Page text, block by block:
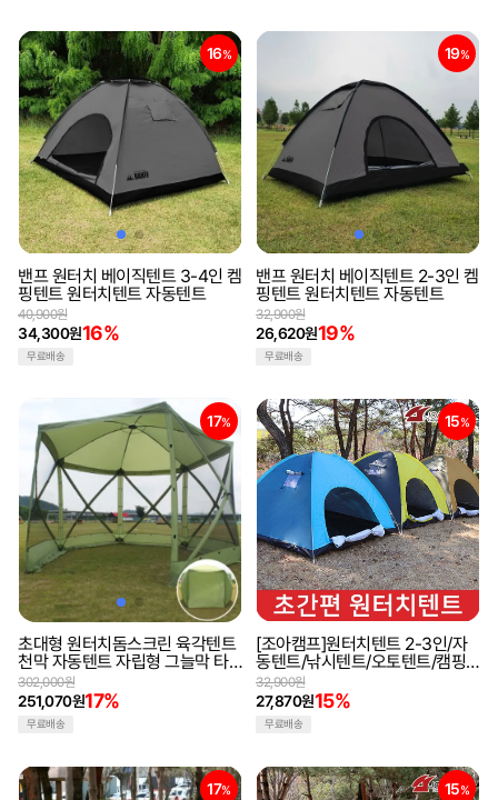
16%
밴프 원터치 베이직텐트 3-4인 켐
핑텐트 원터치텐트 자동텐트
34,300원16%
40,900원
무료배송
19%
밴프 원터치 베이직텐트 2-3인 켐
핑텐트 원터치텐트 자동텐트
26,620원19%
32,900원
무료배송
17%
초대형 원터치돔스크린 육각텐트
천막 자동텐트 자립형 그늘막 타
프 캠핑텐트 야외텐트
251,070원17%
302,000원
무료배송
15%
[조아캠프]원터치텐트 2-3인/자
동텐트/낚시텐트/오토텐트/캠핑
용품/야외용품
27,870원15%
32,900원
무료배송
17% 15%